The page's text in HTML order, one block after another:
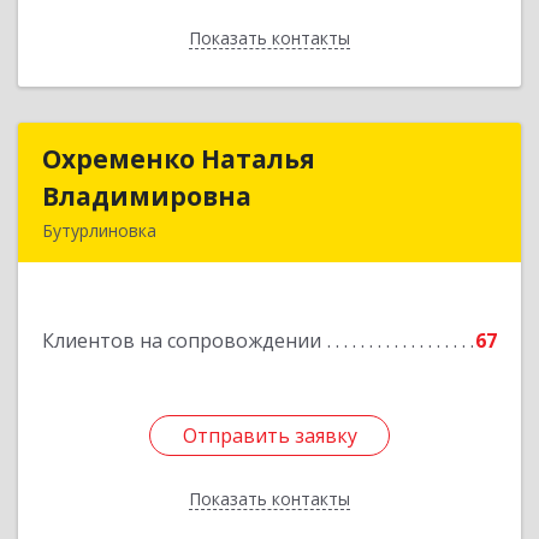
Показать контакты
Назад
Охременко Наталья
Владимировна
Бутурлиновка
Клиентов на сопровождении 67
Отправить заявку
Показать контакты
Охременко Наталья
Отправить заявку
Назад